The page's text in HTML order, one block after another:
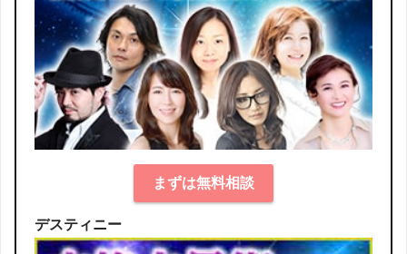
まずは無料相談
デスティニー